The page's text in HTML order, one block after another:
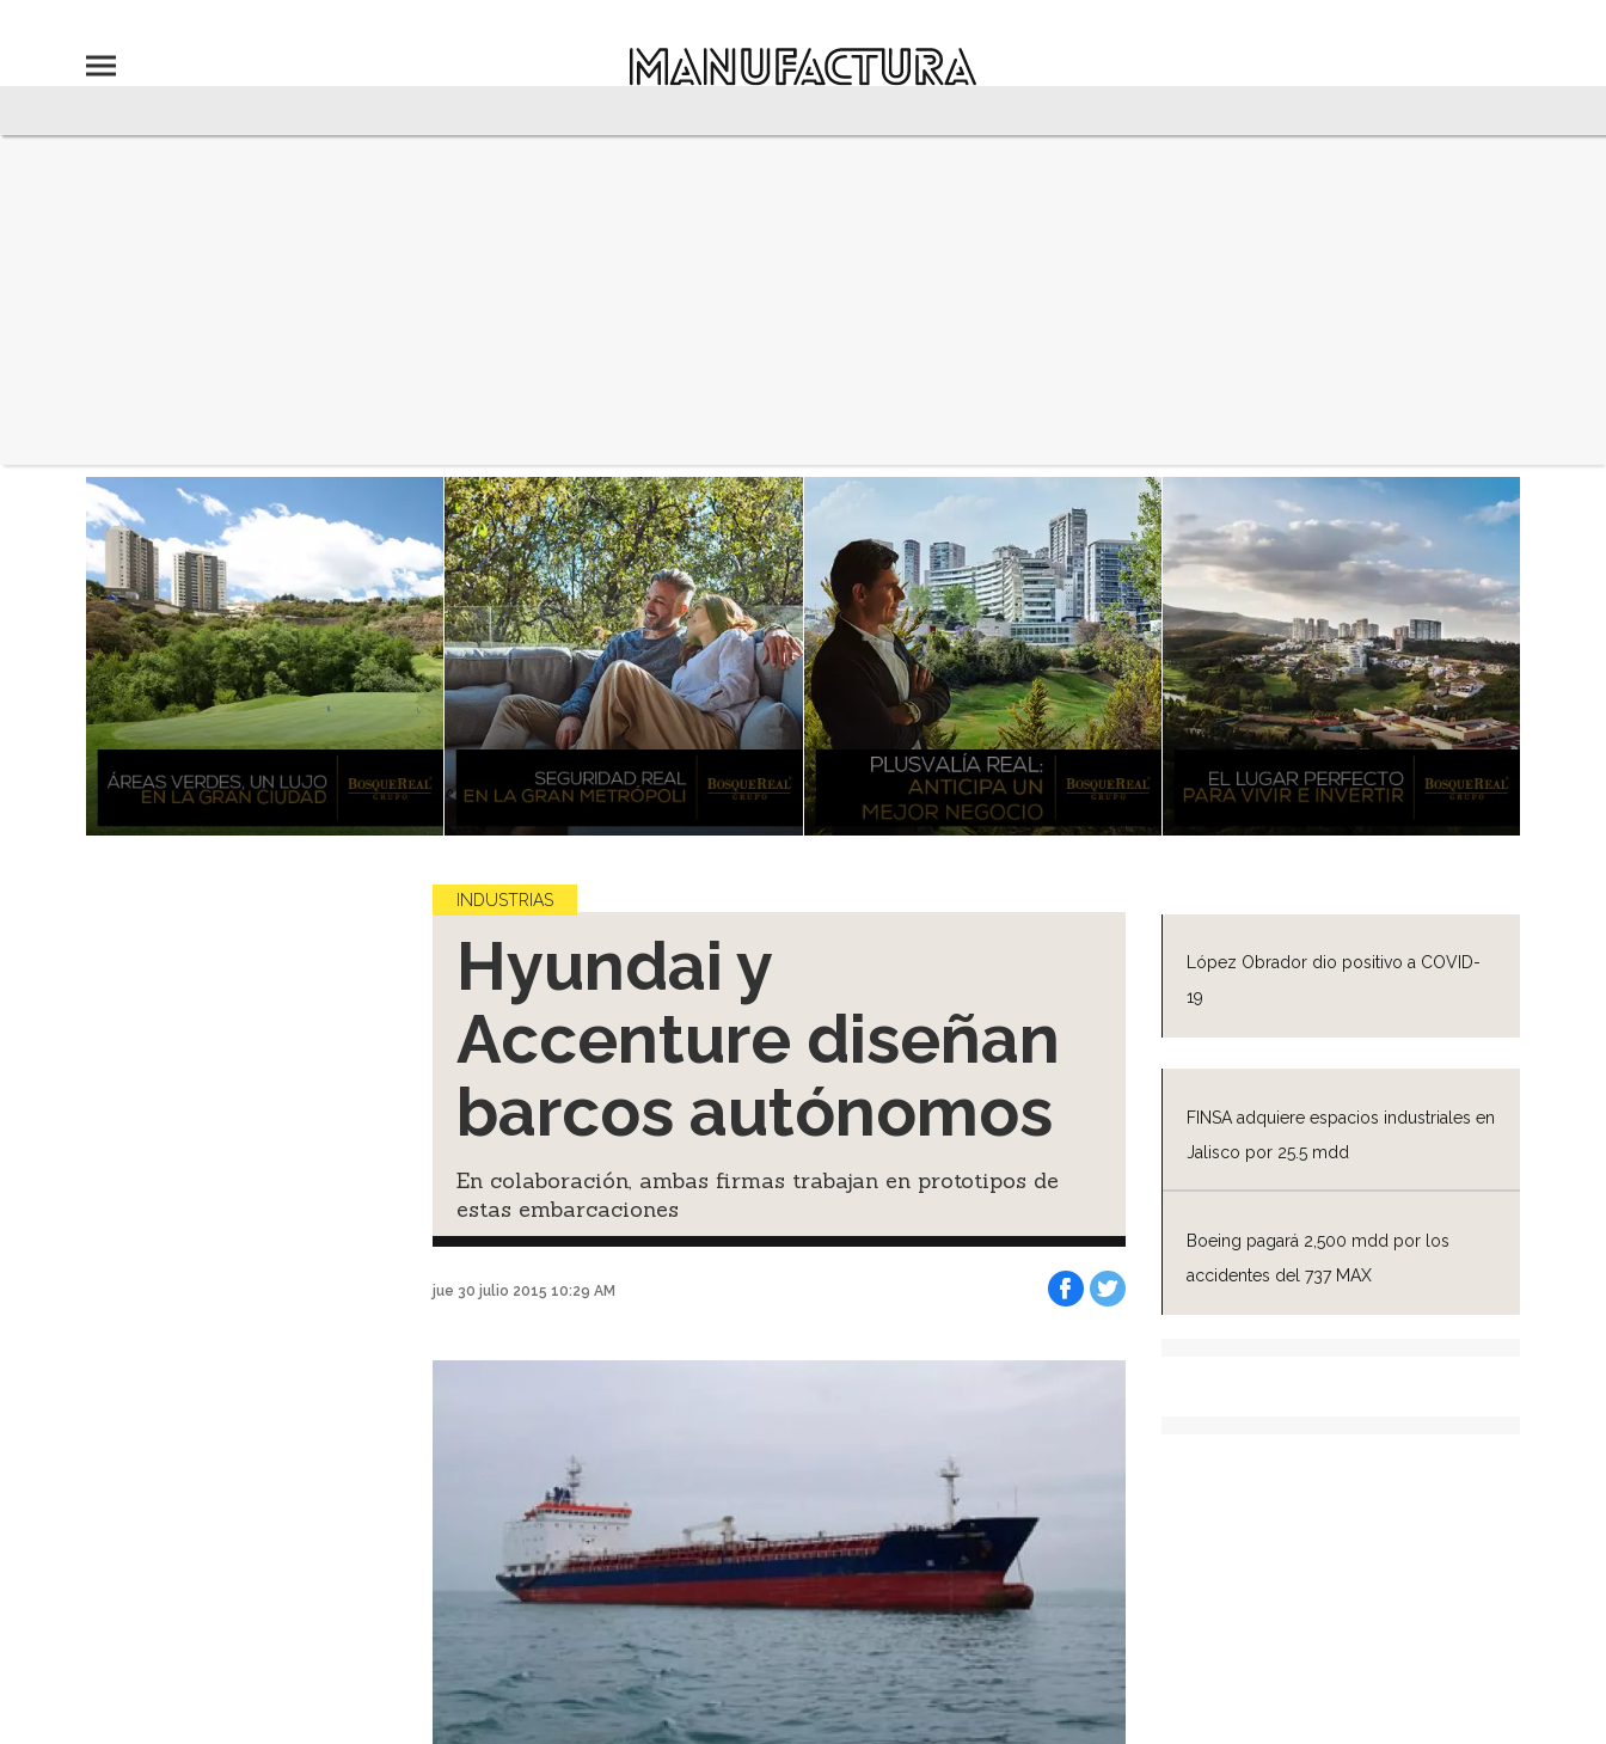
López Obrador dio positivo a COVID-
19
FINSA adquiere espacios industriales en
Jalisco por 25.5 mdd
Boeing pagará 2,500 mdd por los
accidentes del 737 MAX
INDUSTRIAS
Hyundai y
Accenture diseñan
barcos autónomos
En colaboración, ambas firmas trabajan en prototipos de
estas embarcaciones
jue 30 julio 2015 10:29 AM